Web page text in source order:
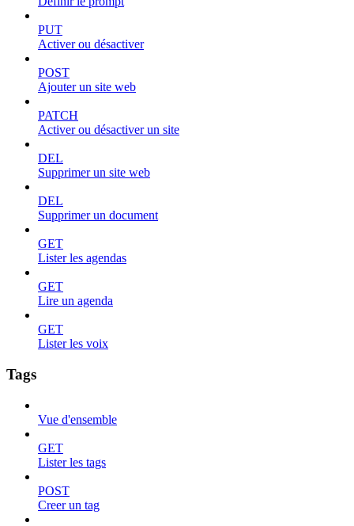
PUT
Activer ou désactiver
POST
Ajouter un site web
PATCH
Activer ou désactiver un site
DEL
Supprimer un site web
DEL
Supprimer un document
GET
Lister les agendas
GET
Lire un agenda
GET
Lister les voix
Tags
Vue d'ensemble
GET
Lister les tags
POST
Creer un tag